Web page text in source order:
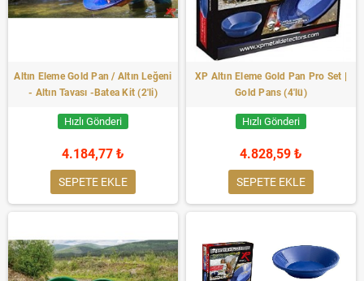
Altın Eleme Gold Pan / Altın Leğeni
- Altın Tavası -Batea Kit (2'li)
Hızlı Gönderi
4.184,77 ₺
SEPETE EKLE
XP Altın Eleme Gold Pan Pro Set |
Gold Pans (4'lü)
Hızlı Gönderi
4.828,59 ₺
SEPETE EKLE